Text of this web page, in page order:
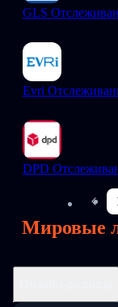
GLS
Evri
DPD
Мировые